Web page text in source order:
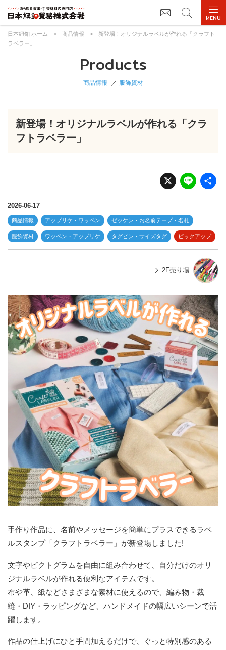
日本紐釦 ホーム > 商品情報 >
新登場！オリジナルラベルが作れる「クラフト
ラベラー」
Products
商品情報 服飾資材
新登場！オリジナルラベルが作れる「クラ
フトラベラー」
X Li
n
2026-06-17
商品情報 アップリケ・ワッペン ゼッケン・お名前テープ・名札
服飾資材 ワッペン・アップリケ タグピン・サイズタグ ピックアップ
2F売り場
手作り作品に、名前やメッセージを簡単にプラスできるラベ
ルスタンプ「クラフトラベラー」が新登場しました!
文字やピクトグラムを自由に組み合わせて、自分だけのオリ
ジナルラベルが作れる便利なアイテムです。
布や革、紙などさまざまな素材に使えるので、編み物・裁
縫・DIY・ラッピングなど、ハンドメイドの幅広いシーンで活
躍します。
作品の仕上げにひと手間加えるだけで、ぐっと特別感のある